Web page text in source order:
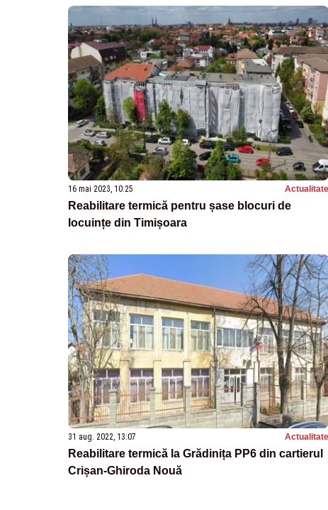
16 mai 2023, 10:25 Actualitate
Reabilitare termică pentru șase blocuri de
locuințe din Timișoara
31 aug. 2022, 13:07 Actualitate
Reabilitare termică la Grădinița PP6 din cartierul
Crișan-Ghiroda Nouă